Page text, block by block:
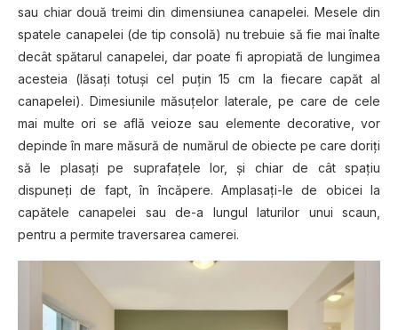
sau chiar două treimi din dimensiunea canapelei. Mesele din
spatele canapelei (de tip consolă) nu trebuie să fie mai înalte
decât spătarul canapelei, dar poate fi apropiată de lungimea
acesteia (lăsaţi totuşi cel puțin 15 cm la fiecare capăt al
canapelei). Dimesiunile măsuțelor laterale, pe care de cele
mai multe ori se află veioze sau elemente decorative, vor
depinde în mare măsură de numărul de obiecte pe care doriţi
să le plasaţi pe suprafațele lor, şi chiar de cât spaţiu
dispuneţi de fapt, în încăpere. Amplasaţi-le de obicei la
capătele canapelei sau de-a lungul laturilor unui scaun,
pentru a permite traversarea camerei.